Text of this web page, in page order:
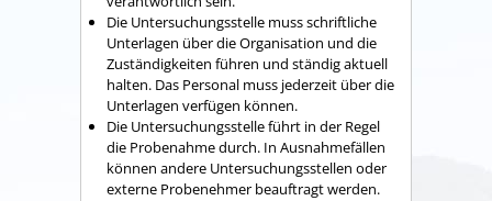
Die Untersuchungsstelle muss schriftliche
Unterlagen über die Organisation und die
Zuständigkeiten führen und ständig aktuell
halten. Das Personal muss jederzeit über die
Unterlagen verfügen können.
Die Untersuchungsstelle führt in der Regel
die Probenahme durch. In Ausnahmefällen
können andere Untersuchungsstellen oder
externe Probenehmer beauftragt werden.